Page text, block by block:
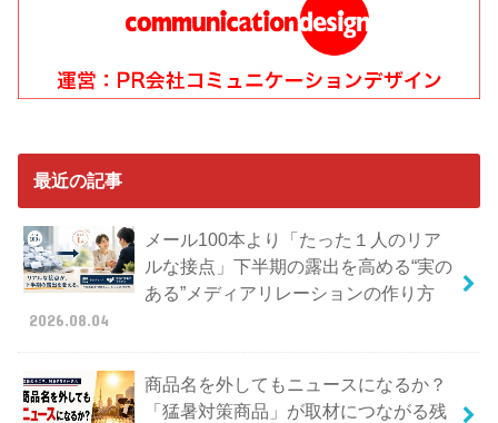
最近の記事
メール100本より「たった１人のリア
ルな接点」下半期の露出を高める“実の
ある”メディアリレーションの作り方
2026.08.04
商品名を外してもニュースになるか？
「猛暑対策商品」が取材につながる残